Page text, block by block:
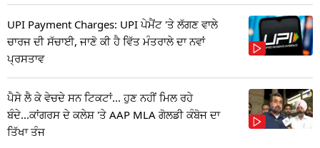
UPI Payment Charges: UPI ਪੇਮੈਂਟ 'ਤੇ ਲੱਗਣ ਵਾਲੇ
ਚਾਰਜ ਦੀ ਸੱਚਾਈ, ਜਾਣੋ ਕੀ ਹੈ ਵਿੱਤ ਮੰਤਰਾਲੇ ਦਾ ਨਵਾਂ
ਪ੍ਰਸਤਾਵ
ਪੈਸੇ ਲੈ ਕੇ ਵੇਚਦੇ ਸਨ ਟਿਕਟਾਂ... ਹੁਣ ਨਹੀਂ ਮਿਲ ਰਹੇ
ਬੰਦੇ...ਕਾਂਗਰਸ ਦੇ ਕਲੇਸ਼ 'ਤੇ AAP MLA ਗੋਲਡੀ ਕੰਬੋਜ ਦਾ
ਤਿੱਖਾ ਤੰਜ